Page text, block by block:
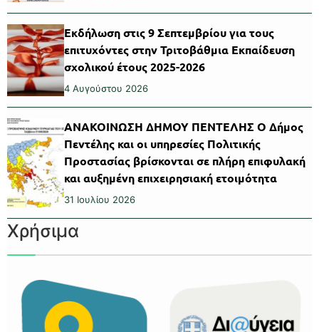
Εκδήλωση στις 9 Σεπτεμβρίου για τους
επιτυχόντες στην Τριτοβάθμια Εκπαίδευση
σχολικού έτους 2025-2026
4 Αυγούστου 2026
ΑΝΑΚΟΙΝΩΣΗ ΔΗΜΟΥ ΠΕΝΤΕΛΗΣ Ο Δήμος
Πεντέλης και οι υπηρεσίες Πολιτικής
Προστασίας βρίσκονται σε πλήρη επιφυλακή
και αυξημένη επιχειρησιακή ετοιμότητα
31 Ιουλίου 2026
Χρήσιμα